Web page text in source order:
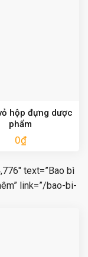
hộp đựng dược
phẩm
0₫
text=”Bao bì
link=”/bao-bi-